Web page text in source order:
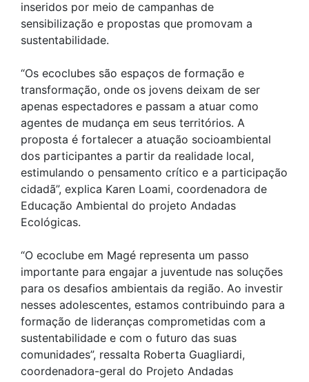
inseridos por meio de campanhas de
sensibilização e propostas que promovam a
sustentabilidade.
“Os ecoclubes são espaços de formação e
transformação, onde os jovens deixam de ser
apenas espectadores e passam a atuar como
agentes de mudança em seus territórios. A
proposta é fortalecer a atuação socioambiental
dos participantes a partir da realidade local,
estimulando o pensamento crítico e a participação
cidadã”, explica Karen Loami, coordenadora de
Educação Ambiental do projeto Andadas
Ecológicas.
“O ecoclube em Magé representa um passo
importante para engajar a juventude nas soluções
para os desafios ambientais da região. Ao investir
nesses adolescentes, estamos contribuindo para a
formação de lideranças comprometidas com a
sustentabilidade e com o futuro das suas
comunidades”, ressalta Roberta Guagliardi,
coordenadora-geral do Projeto Andadas